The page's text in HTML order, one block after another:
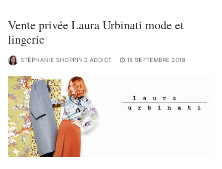
Vente privée Laura Urbinati mode et
lingerie
STÉPHANIE SHOPPING ADDICT 18 SEPTEMBRE 2018